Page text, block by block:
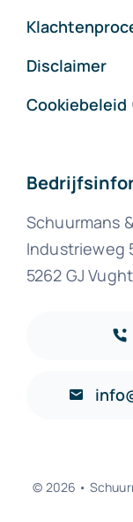
Disclaimer
Cookiebeleid
Schuurmans
Industrieweg
5262 GJ Vught
© 2026 •